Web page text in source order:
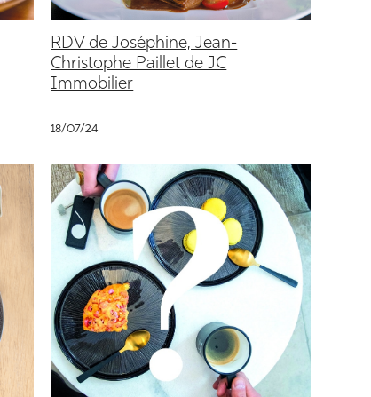
RDV de Joséphine, Jean-
Christophe Paillet de JC
Immobilier
18/07/24